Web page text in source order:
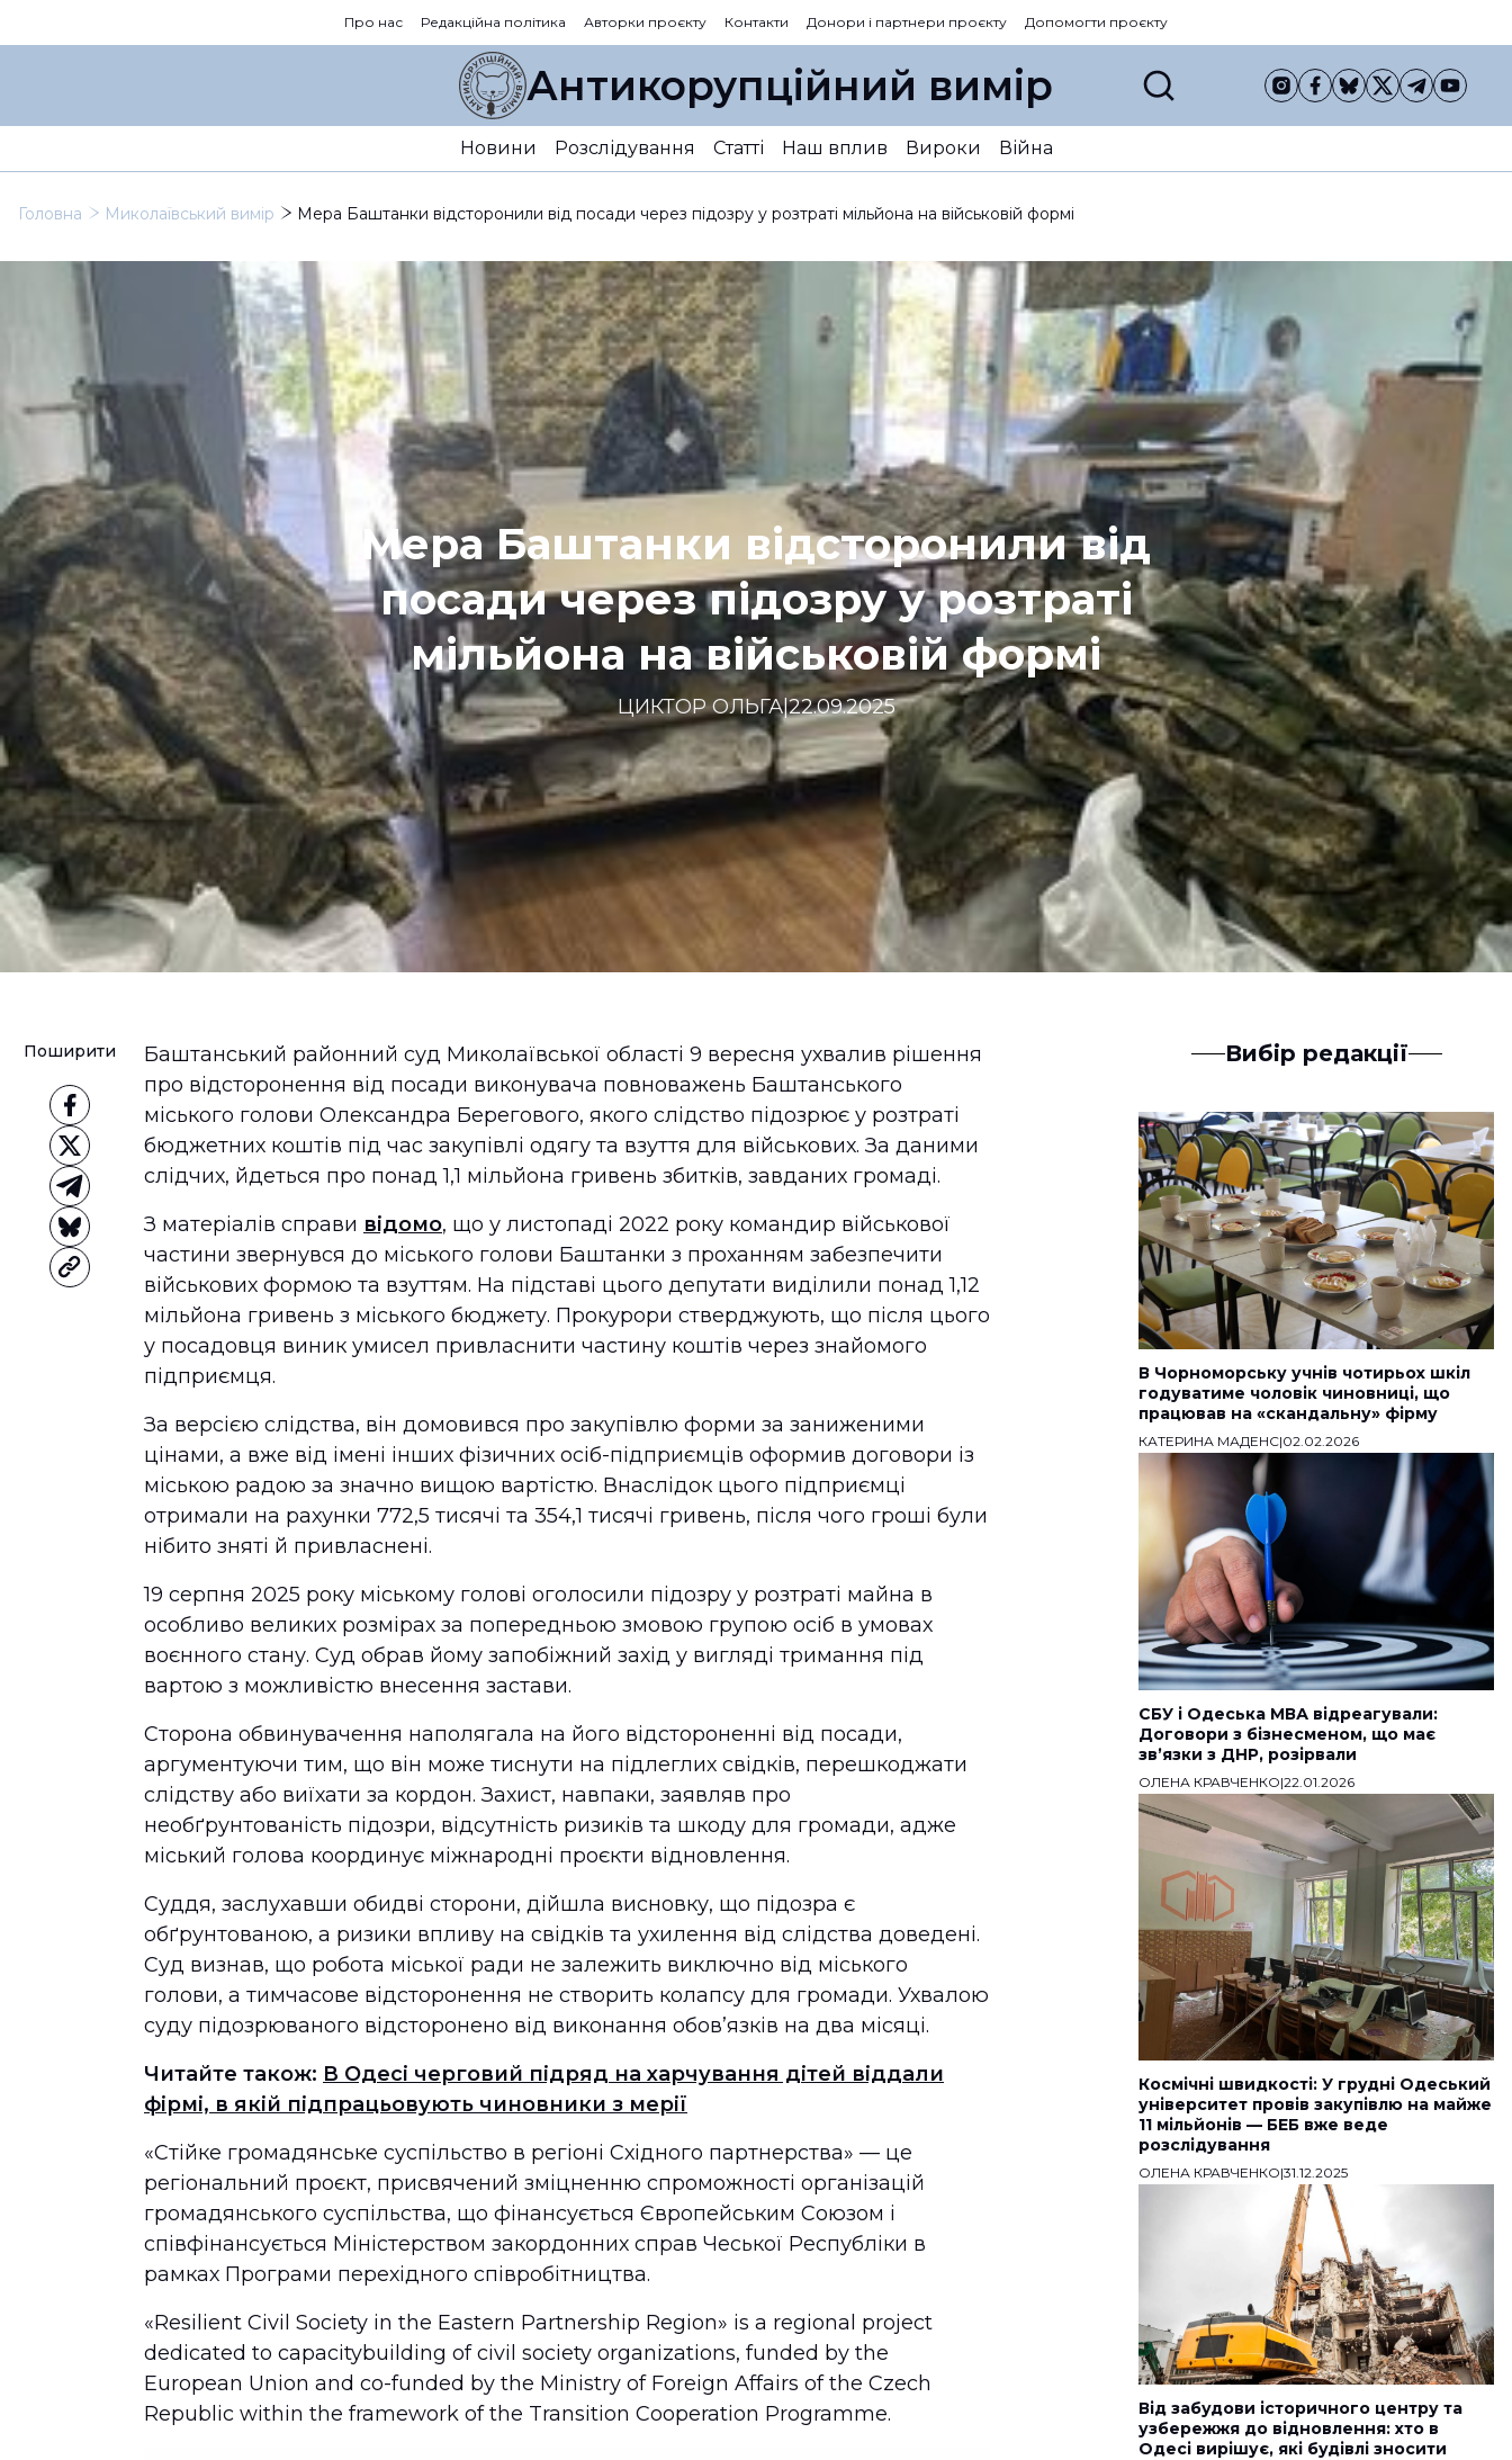
Про нас Редакційна політика Авторки проєкту Контакти Донори і партнери проєкту Допомогти проєкту
Антикорупційний вимір
Новини Розслідування Статті Наш вплив Вироки Війна
Головна Миколаївський вимір Мера Баштанки відсторонили від посади через підозру у розтраті мільйона на військовій формі
Мера Баштанки відсторонили від
посади через підозру у розтраті
мільйона на військовій формі
ЦИКТОР ОЛЬГА|22.09.2025
Поширити
Баштанський районний суд Миколаївської області 9 вересня ухвалив рішення
про відсторонення від посади виконувача повноважень Баштанського
міського голови Олександра Берегового, якого слідство підозрює у розтраті
бюджетних коштів під час закупівлі одягу та взуття для військових. За даними
слідчих, йдеться про понад 1,1 мільйона гривень збитків, завданих громаді.
З матеріалів справи відомо, що у листопаді 2022 року командир військової
частини звернувся до міського голови Баштанки з проханням забезпечити
військових формою та взуттям. На підставі цього депутати виділили понад 1,12
мільйона гривень з міського бюджету. Прокурори стверджують, що після цього
у посадовця виник умисел привласнити частину коштів через знайомого
підприємця.
За версією слідства, він домовився про закупівлю форми за заниженими
цінами, а вже від імені інших фізичних осіб-підприємців оформив договори із
міською радою за значно вищою вартістю. Внаслідок цього підприємці
отримали на рахунки 772,5 тисячі та 354,1 тисячі гривень, після чого гроші були
нібито зняті й привласнені.
19 серпня 2025 року міському голові оголосили підозру у розтраті майна в
особливо великих розмірах за попередньою змовою групою осіб в умовах
воєнного стану. Суд обрав йому запобіжний захід у вигляді тримання під
вартою з можливістю внесення застави.
Сторона обвинувачення наполягала на його відстороненні від посади,
аргументуючи тим, що він може тиснути на підлеглих свідків, перешкоджати
слідству або виїхати за кордон. Захист, навпаки, заявляв про
необґрунтованість підозри, відсутність ризиків та шкоду для громади, адже
міський голова координує міжнародні проєкти відновлення.
Суддя, заслухавши обидві сторони, дійшла висновку, що підозра є
обґрунтованою, а ризики впливу на свідків та ухилення від слідства доведені.
Суд визнав, що робота міської ради не залежить виключно від міського
голови, а тимчасове відсторонення не створить колапсу для громади. Ухвалою
суду підозрюваного відсторонено від виконання обов’язків на два місяці.
Читайте також: В Одесі черговий підряд на харчування дітей віддали
фірмі, в якій підпрацьовують чиновники з мерії
«Стійке громадянське суспільство в регіоні Східного партнерства» — це
регіональний проєкт, присвячений зміцненню спроможності організацій
громадянського суспільства, що фінансується Європейським Союзом і
співфінансується Міністерством закордонних справ Чеської Республіки в
рамках Програми перехідного співробітництва.
«Resilient Civil Society in the Eastern Partnership Region» is a regional project
dedicated to capacitybuilding of civil society organizations, funded by the
European Union and co-funded by the Ministry of Foreign Affairs of the Czech
Republic within the framework of the Transition Cooperation Programme.
Вибір редакції
В Чорноморську учнів чотирьох шкіл
годуватиме чоловік чиновниці, що
працював на «скандальну» фірму
КАТЕРИНА МАДЕНС|02.02.2026
СБУ і Одеська МВА відреагували:
Договори з бізнесменом, що має
звʼязки з ДНР, розірвали
ОЛЕНА КРАВЧЕНКО|22.01.2026
Космічні швидкості: У грудні Одеський
університет провів закупівлю на майже
11 мільйонів — БЕБ вже веде
розслідування
ОЛЕНА КРАВЧЕНКО|31.12.2025
Від забудови історичного центру та
узбережжя до відновлення: хто в
Одесі вирішує, які будівлі зносити